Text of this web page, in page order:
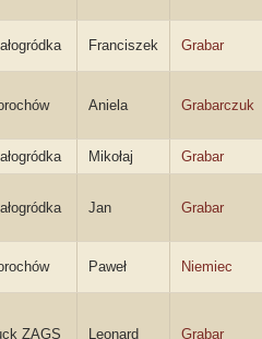
Franciszek Grabar
Aniela Grabarczuk
Mikołaj Grabar
Jan Grabar
Paweł Niemiec
ZAGS Leonard Grabar